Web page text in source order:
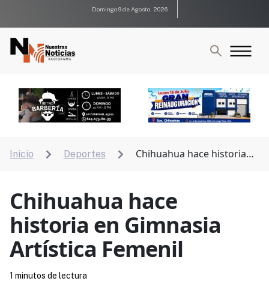
Domingo 9 de Agosto, 2026
Inicio  Deportes 
Chihuahua hace historia
Chihuahua hace
historia en Gimnasia
Artística Femenil
1 minutos de lectura